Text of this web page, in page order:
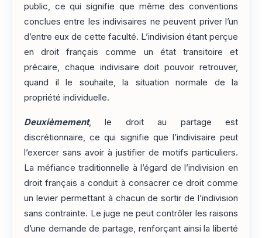
public, ce qui signifie que même des conventions
conclues entre les indivisaires ne peuvent priver l’un
d’entre eux de cette faculté. L’indivision étant perçue
en droit français comme un état transitoire et
précaire, chaque indivisaire doit pouvoir retrouver,
quand il le souhaite, la situation normale de la
propriété individuelle.
Deuxièmement, le droit au partage est
discrétionnaire, ce qui signifie que l’indivisaire peut
l’exercer sans avoir à justifier de motifs particuliers.
La méfiance traditionnelle à l’égard de l’indivision en
droit français a conduit à consacrer ce droit comme
un levier permettant à chacun de sortir de l’indivision
sans contrainte. Le juge ne peut contrôler les raisons
d’une demande de partage, renforçant ainsi la liberté